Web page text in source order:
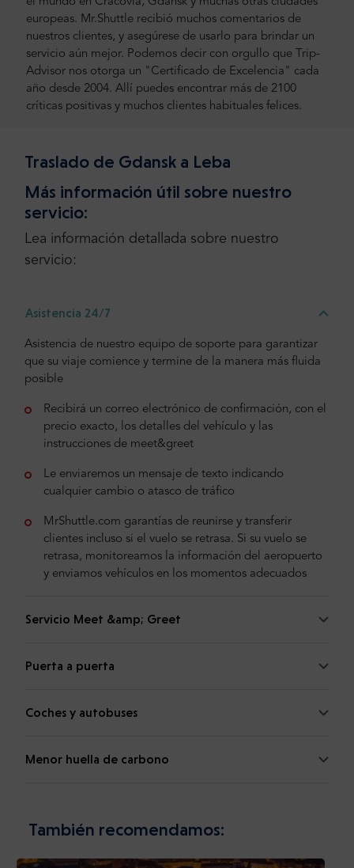
europeas. Mr.Shuttle recibió muchos comentarios de
nuestros clientes, y asegúrese de usarlo para brindar un
servicio aún mejor. Podemos decir con orgullo que Trip-
Advisor nos otorga un "Certificado de Excelencia" cada
año desde 2004. Allí puedes encontrar más de 2100
críticas positivas y muchos clientes habituales felices.
Traslado de Gdansk a Leba
Más información útil sobre nuestro
servicio:
Lea información detallada sobre nuestro
servicio:
Asistencia 24/7
Asistencia de nuestro equipo de soporte para garantizar
que su viaje comience y termine de la manera más fluida
posible
Recibirá un correo electrónico de confirmación, con el
precio exacto, los detalles del vehículo y las
instrucciones de meet&greet
Le enviaremos un mensaje de texto indicando
cualquier cambio o atasco de tráfico
MrShuttle.com garantías de reunirse y transferir
clientes incluso si el vuelo se retrasa. Si su vuelo se
retrasa, monitoreamos la información del aeropuerto
y enviamos vehículos en los momentos adecuados
Servicio Meet &amp; Greet
Puerta a puerta
Coches y autobuses
Menor huella de carbono
También recomendamos: